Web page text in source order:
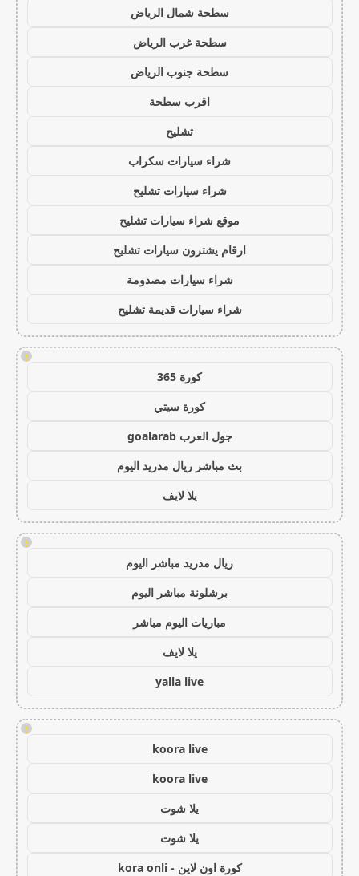
سطحة شمال الرياض
سطحة غرب الرياض
سطحة جنوب الرياض
اقرب سطحة
تشليح
شراء سيارات سكراب
شراء سيارات تشليح
موقع شراء سيارات تشليح
ارقام يشترون سيارات تشليح
شراء سيارات مصدومة
شراء سيارات قديمة تشليح
!
كورة 365
كورة سيتي
جول العرب goalarab
بث مباشر ريال مدريد اليوم
يلا لايف
!
ريال مدريد مباشر اليوم
برشلونة مباشر اليوم
مباريات اليوم مباشر
يلا لايف
yalla live
!
koora live
koora live
يلا شوت
يلا شوت
كورة اون لاين - kora onli